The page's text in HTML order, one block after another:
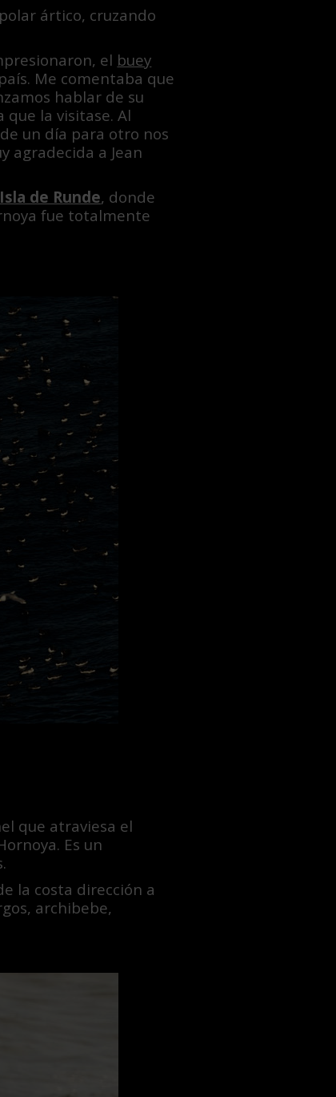
ártico, cruzando
el buey
Me comentaba que
hablar de su
la visitase. Al
un día para otro nos
agradecida a Jean
Isla de Runde, donde
fue totalmente
que atraviesa el
Es un
la costa dirección a
archibebe,